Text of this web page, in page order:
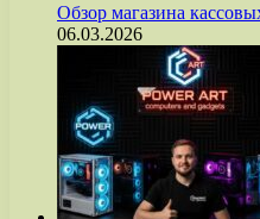
Обзор магазина
06.03.2026